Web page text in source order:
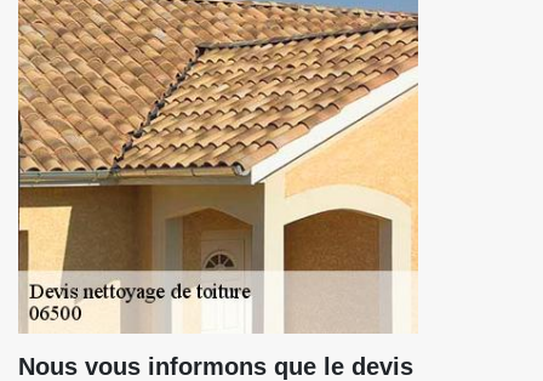
Nous vous informons que le devis